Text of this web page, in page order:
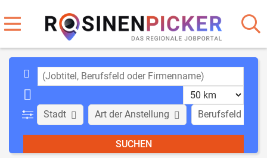
Stadt Art der Anstellung Berufsfeld